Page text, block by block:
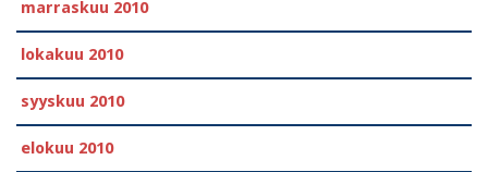
marraskuu 2010
lokakuu 2010
syyskuu 2010
elokuu 2010